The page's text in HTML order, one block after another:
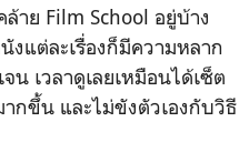
าย Film School อยู่บ้าง
งแต่ละเรื่องก็มีความหลาก
น เวลาดูเลยเหมือนได้เซ็ต
ากขึ้น และไม่ขังตัวเองกับวิธี